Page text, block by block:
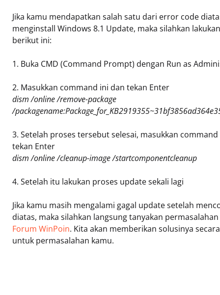
Jika kamu mendapatkan salah satu dari error code
menginstall Windows 8.1 Update, maka silahkan
berikut ini:
1. Buka CMD (Command Prompt) dengan Run as
2. Masukkan command ini dan tekan Enter
dism /online /remove-package
/
3. Setelah proses tersebut selesai, masukkan
tekan Enter
dism /online /cleanup-image /startcomponentcleanup
4. Setelah itu lakukan proses update sekali lagi
Jika kamu masih mengalami gagal update setelah
diatas, maka silahkan langsung tanyakan
Forum WinPoin. Kita akan memberikan solusinya
untuk permasalahan kamu.